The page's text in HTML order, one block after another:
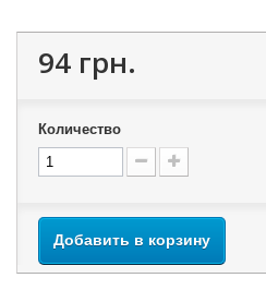
94 грн.
Количество
Добавить в корзину